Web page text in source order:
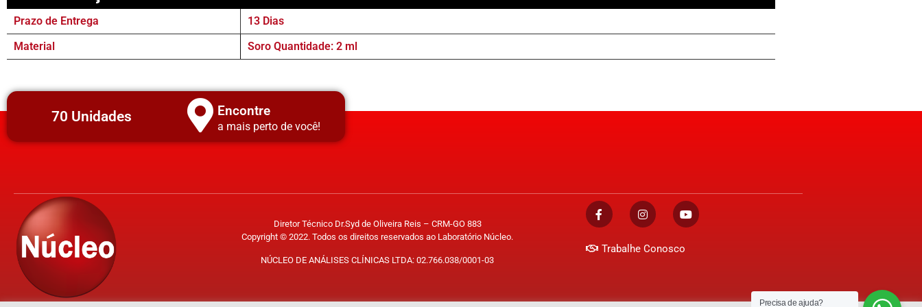
Prazo de Entrega
13 Dias
Material
Soro Quantidade: 2 ml
70 Unidades Encontre
a mais perto de você!
Diretor Técnico Dr.Syd de Oliveira Reis – CRM-GO 883
Copyright © 2022. Todos os direitos reservados ao Laboratório Núcleo.
NÚCLEO DE ANÁLISES CLÍNICAS LTDA: 02.766.038/0001-03
Trabalhe Conosco
Precisa de ajuda?